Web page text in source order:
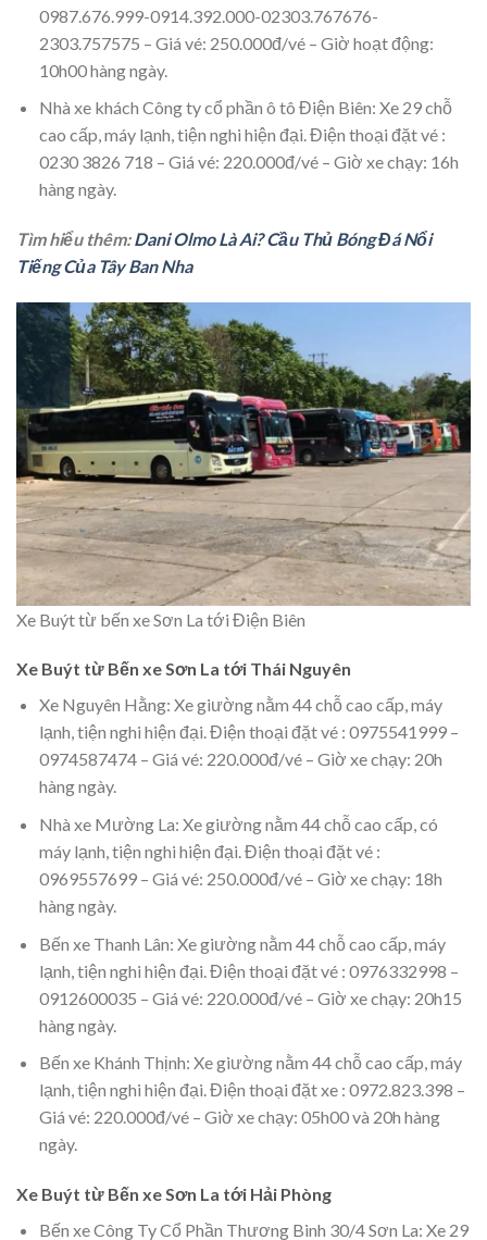
0987.676.999-0914.392.000-02303.767676-
2303.757575 – Giá vé: 250.000đ/vé – Giờ hoạt động:
10h00 hàng ngày.
Nhà xe khách Công ty cổ phần ô tô Điện Biên: Xe 29 chỗ
cao cấp, máy lạnh, tiện nghi hiện đại. Điện thoại đặt vé :
0230 3826 718 – Giá vé: 220.000đ/vé – Giờ xe chạy: 16h
hàng ngày.
Tìm hiểu thêm:Dani Olmo Là Ai? Cầu Thủ Bóng Đá Nổi
Tiếng Của Tây Ban Nha
Xe Buýt từ bến xe Sơn La tới Điện Biên
Xe Buýt từ Bến xe Sơn La tới Thái Nguyên
Xe Nguyên Hằng: Xe giường nằm 44 chỗ cao cấp, máy
lạnh, tiện nghi hiện đại. Điện thoại đặt vé : 0975541999 –
0974587474 – Giá vé: 220.000đ/vé – Giờ xe chạy: 20h
hàng ngày.
Nhà xe Mường La: Xe giường nằm 44 chỗ cao cấp, có
máy lạnh, tiện nghi hiện đại. Điện thoại đặt vé :
0969557699 – Giá vé: 250.000đ/vé – Giờ xe chạy: 18h
hàng ngày.
Bến xe Thanh Lân: Xe giường nằm 44 chỗ cao cấp, máy
lạnh, tiện nghi hiện đại. Điện thoại đặt vé : 0976332998 –
0912600035 – Giá vé: 220.000đ/vé – Giờ xe chạy: 20h15
hàng ngày.
Bến xe Khánh Thịnh: Xe giường nằm 44 chỗ cao cấp, máy
lạnh, tiện nghi hiện đại. Điện thoại đặt xe : 0972.823.398 –
Giá vé: 220.000đ/vé – Giờ xe chạy: 05h00 và 20h hàng
ngày.
Xe Buýt từ Bến xe Sơn La tới Hải Phòng
Bến xe Công Ty Cổ Phần Thương Binh 30/4 Sơn La: Xe 29